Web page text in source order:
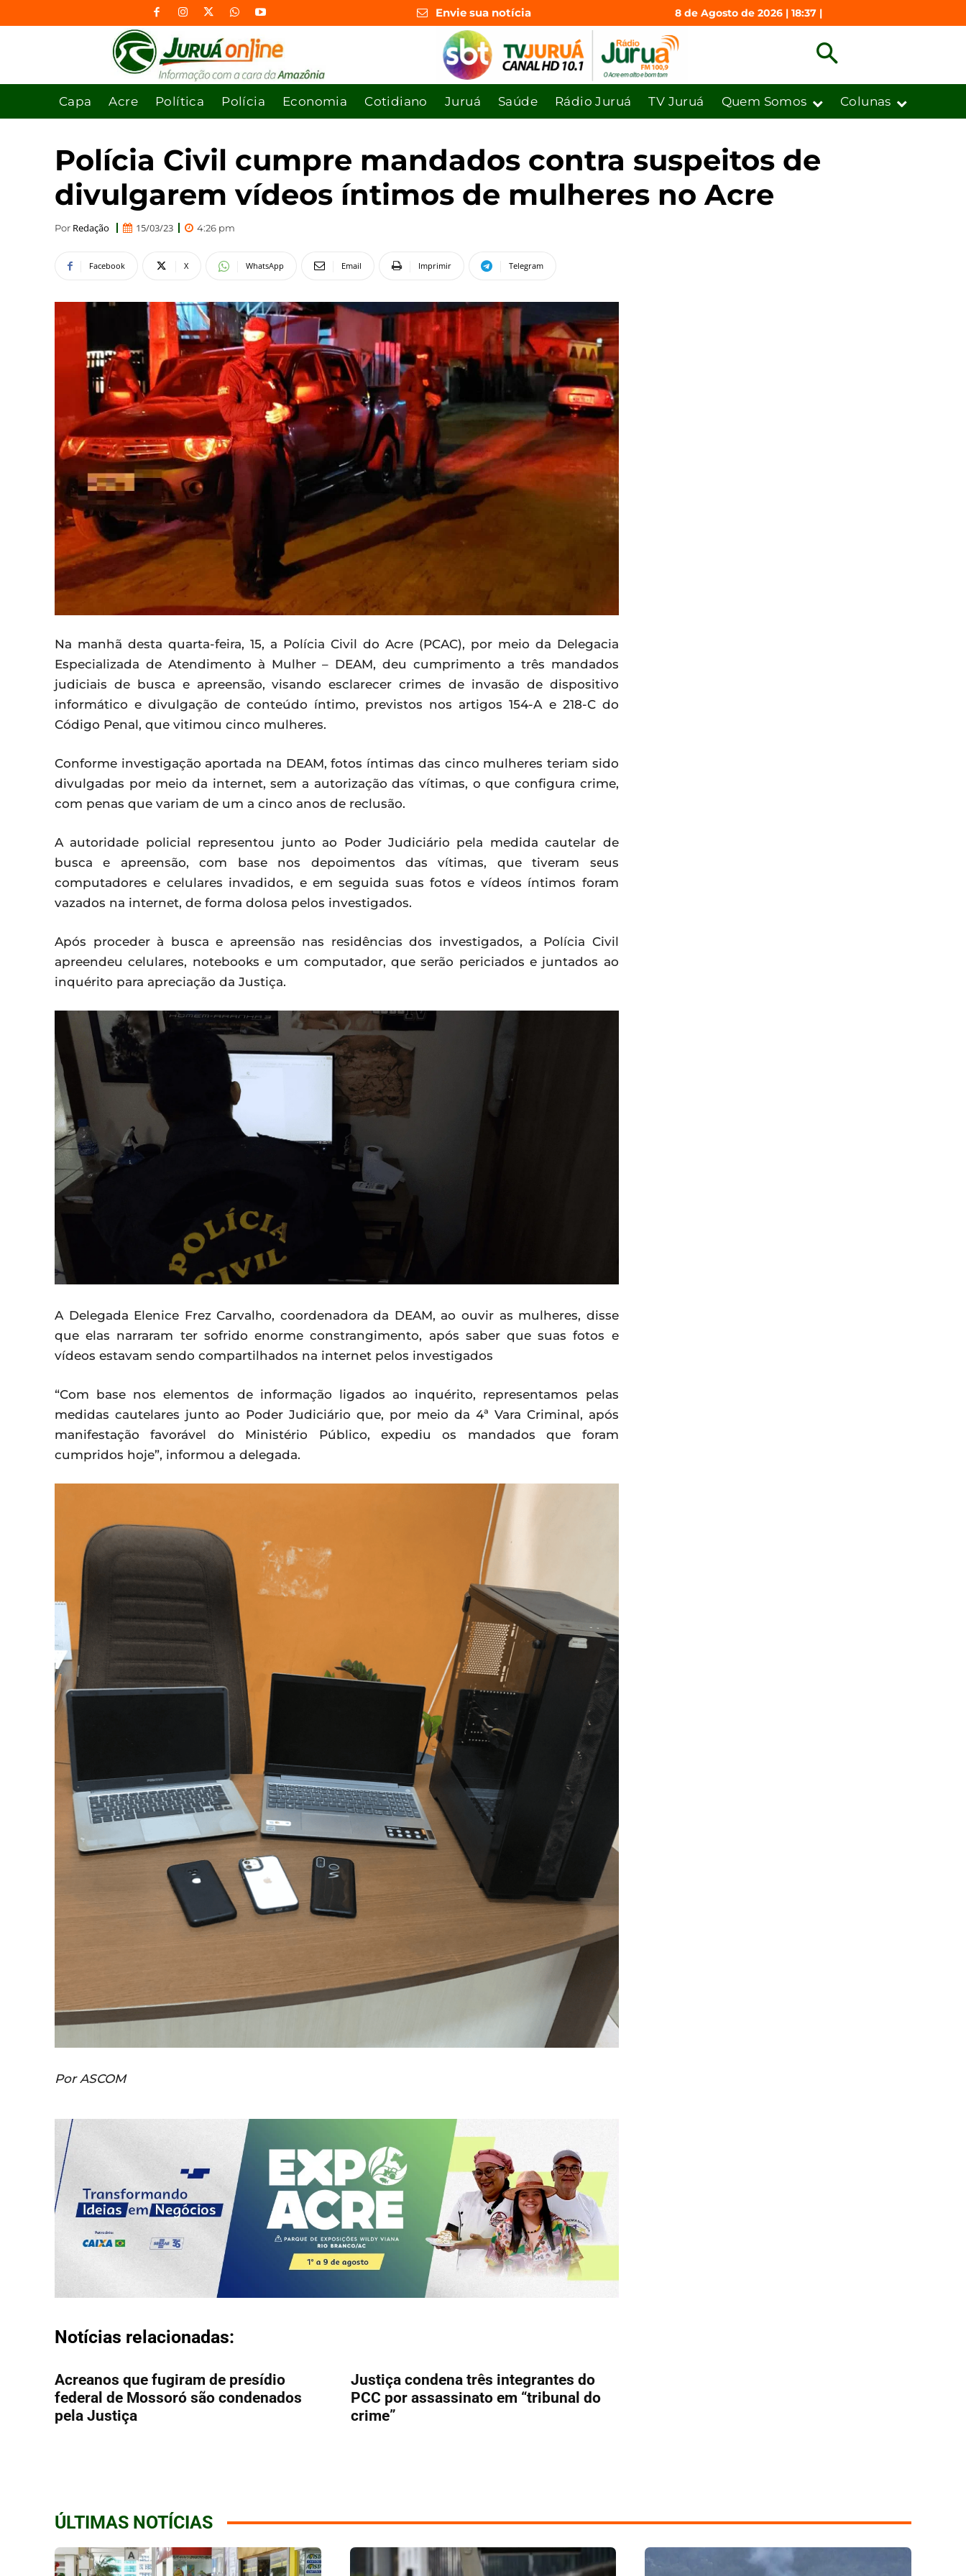
Envie sua notícia 8 de Agosto de 2026 | 18:37 |
Capa Acre Política Polícia Economia Cotidiano Juruá Saúde Rádio Juruá TV Juruá Quem Somos Colunas
Polícia Civil cumpre mandados contra suspeitos de
divulgarem vídeos íntimos de mulheres no Acre
Por Redação 15/03/23 4:26 pm
Facebook X WhatsApp Email Imprimir Telegram
Na manhã desta quarta-feira, 15, a Polícia Civil do Acre (PCAC), por meio da Delegacia
Especializada de Atendimento à Mulher – DEAM, deu cumprimento a três mandados
judiciais de busca e apreensão, visando esclarecer crimes de invasão de dispositivo
informático e divulgação de conteúdo íntimo, previstos nos artigos 154-A e 218-C do
Código Penal, que vitimou cinco mulheres.
Conforme investigação aportada na DEAM, fotos íntimas das cinco mulheres teriam sido
divulgadas por meio da internet, sem a autorização das vítimas, o que configura crime,
com penas que variam de um a cinco anos de reclusão.
A autoridade policial representou junto ao Poder Judiciário pela medida cautelar de
busca e apreensão, com base nos depoimentos das vítimas, que tiveram seus
computadores e celulares invadidos, e em seguida suas fotos e vídeos íntimos foram
vazados na internet, de forma dolosa pelos investigados.
Após proceder à busca e apreensão nas residências dos investigados, a Polícia Civil
apreendeu celulares, notebooks e um computador, que serão periciados e juntados ao
inquérito para apreciação da Justiça.
A Delegada Elenice Frez Carvalho, coordenadora da DEAM, ao ouvir as mulheres, disse
que elas narraram ter sofrido enorme constrangimento, após saber que suas fotos e
vídeos estavam sendo compartilhados na internet pelos investigados
“Com base nos elementos de informação ligados ao inquérito, representamos pelas
medidas cautelares junto ao Poder Judiciário que, por meio da 4ª Vara Criminal, após
manifestação favorável do Ministério Público, expediu os mandados que foram
cumpridos hoje”, informou a delegada.
Por ASCOM
Notícias relacionadas:
Acreanos que fugiram de presídio
federal de Mossoró são condenados
pela Justiça
Justiça condena três integrantes do
PCC por assassinato em “tribunal do
crime”
ÚLTIMAS NOTÍCIAS